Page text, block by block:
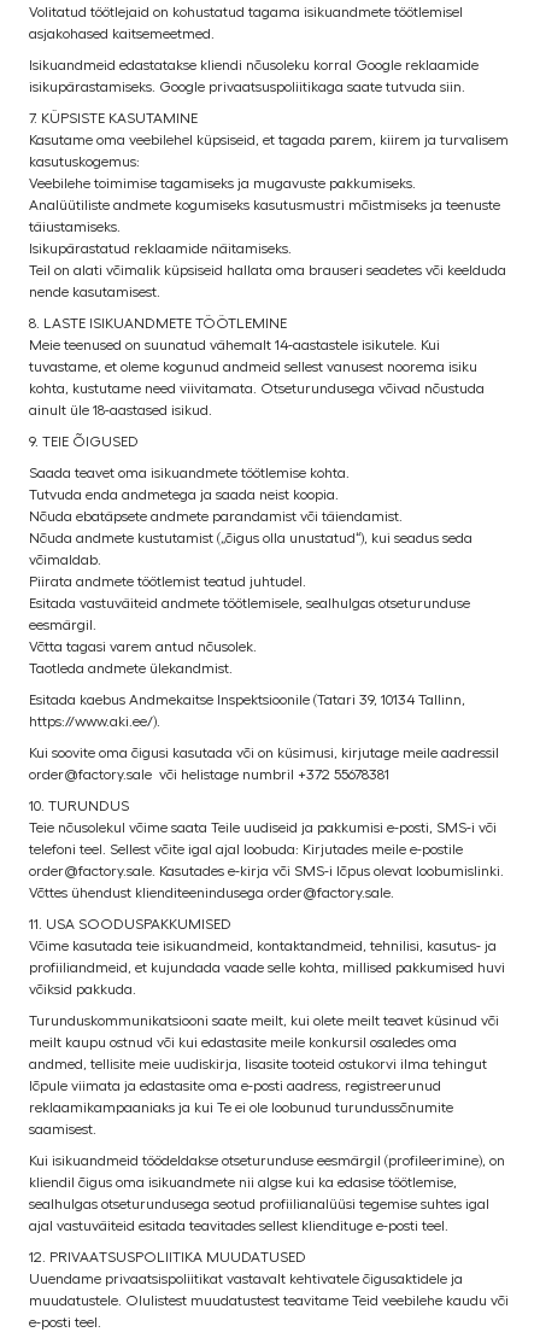
Volitatud töötlejaid on kohustatud tagama isikuandmete töötlemisel
asjakohased kaitsemeetmed.
Isikuandmeid edastatakse kliendi nõusoleku korral Google reklaamide
isikupärastamiseks. Google privaatsuspoliitikaga saate tutvuda siin.
7. KÜPSISTE KASUTAMINE
Kasutame oma veebilehel küpsiseid, et tagada parem, kiirem ja turvalisem
kasutuskogemus:
Veebilehe toimimise tagamiseks ja mugavuste pakkumiseks.
Analüütiliste andmete kogumiseks kasutusmustri mõistmiseks ja teenuste
täiustamiseks.
Isikupärastatud reklaamide näitamiseks.
Teil on alati võimalik küpsiseid hallata oma brauseri seadetes või keelduda
nende kasutamisest.
8. LASTE ISIKUANDMETE TÖÖTLEMINE
Meie teenused on suunatud vähemalt 14-aastastele isikutele. Kui
tuvastame, et oleme kogunud andmeid sellest vanusest noorema isiku
kohta, kustutame need viivitamata. Otseturundusega võivad nõustuda
ainult üle 18-aastased isikud.
9. TEIE ÕIGUSED
Saada teavet oma isikuandmete töötlemise kohta.
Tutvuda enda andmetega ja saada neist koopia.
Nõuda ebatäpsete andmete parandamist või täiendamist.
Nõuda andmete kustutamist („õigus olla unustatud“), kui seadus seda
võimaldab.
Piirata andmete töötlemist teatud juhtudel.
Esitada vastuväiteid andmete töötlemisele, sealhulgas otseturunduse
eesmärgil.
Võtta tagasi varem antud nõusolek.
Taotleda andmete ülekandmist.
Esitada kaebus Andmekaitse Inspektsioonile (Tatari 39, 10134 Tallinn,
https://www.aki.ee/).
Kui soovite oma õigusi kasutada või on küsimusi, kirjutage meile aadressil
order@factory.sale või helistage numbril +372 55678381
10. TURUNDUS
Teie nõusolekul võime saata Teile uudiseid ja pakkumisi e-posti, SMS-i või
telefoni teel. Sellest võite igal ajal loobuda: Kirjutades meile e-postile
order@factory.sale. Kasutades e-kirja või SMS-i lõpus olevat loobumislinki.
Võttes ühendust klienditeenindusega order@factory.sale.
11. USA SOODUSPAKKUMISED
Võime kasutada teie isikuandmeid, kontaktandmeid, tehnilisi, kasutus- ja
profiiliandmeid, et kujundada vaade selle kohta, millised pakkumised huvi
võiksid pakkuda.
Turunduskommunikatsiooni saate meilt, kui olete meilt teavet küsinud või
meilt kaupu ostnud või kui edastasite meile konkursil osaledes oma
andmed, tellisite meie uudiskirja, lisasite tooteid ostukorvi ilma tehingut
lõpule viimata ja edastasite oma e-posti aadress, registreerunud
reklaamikampaaniaks ja kui Te ei ole loobunud turundussõnumite
saamisest.
Kui isikuandmeid töödeldakse otseturunduse eesmärgil (profileerimine), on
kliendil õigus oma isikuandmete nii algse kui ka edasise töötlemise,
sealhulgas otseturundusega seotud profiilianalüüsi tegemise suhtes igal
ajal vastuväiteid esitada teavitades sellest kliendituge e-posti teel.
12. PRIVAATSUSPOLIITIKA MUUDATUSED
Uuendame privaatsispoliitikat vastavalt kehtivatele õigusaktidele ja
muudatustele. Olulistest muudatustest teavitame Teid veebilehe kaudu või
e-posti teel.